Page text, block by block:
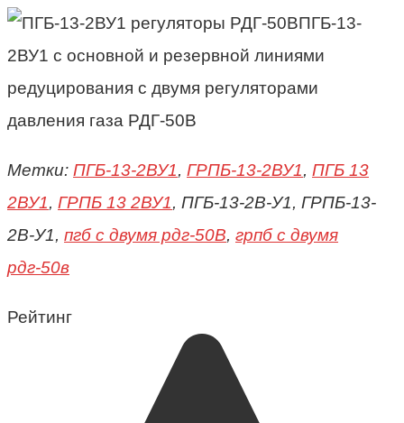
ПГБ-13-
2ВУ1 с основной и резервной линиями
редуцирования с двумя регуляторами
давления газа РДГ-50В
Метки: ПГБ-13-2ВУ1, ГРПБ-13-2ВУ1, ПГБ 13
2ВУ1, ГРПБ 13 2ВУ1, ПГБ-13-2В-У1, ГРПБ-13-
2В-У1, пгб с двумя рдг-50В, грпб с двумя
рдг-50в
Рейтинг